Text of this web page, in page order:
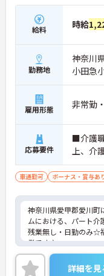
給料 時給
勤務地
神奈川
小田急
雇用形態 非常勤
応募要件
■介護
上、介
車通勤可 ボーナス・賞与あ
神奈川県愛甲郡愛川町
ムにおける、パート介
残業無し・日勤のみ☆
業です♪
ご興味ある方には、面
詳細をお話ししますの
詳細を見